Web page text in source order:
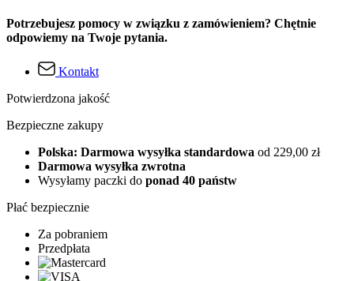
Potrzebujesz pomocy w związku z zamówieniem? Chętnie
odpowiemy na Twoje pytania.
Kontakt
Potwierdzona jakość
Bezpieczne zakupy
Polska: Darmowa wysyłka standardowa od 229,00 zł
Darmowa wysyłka zwrotna
Wysyłamy paczki do ponad 40 państw
Płać bezpiecznie
Za pobraniem
Przedpłata